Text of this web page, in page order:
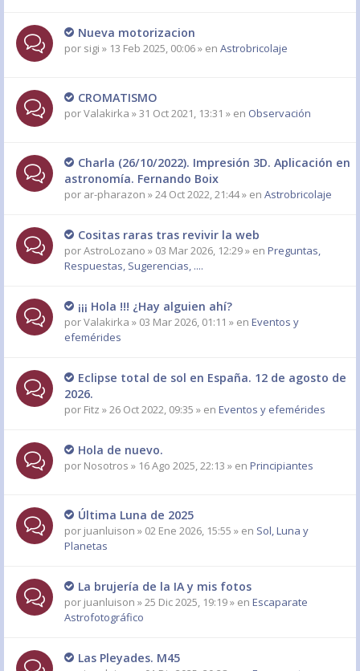
Nueva motorizacion
por sigi » 13 Feb 2025, 00:06 » en Astrobricolaje
CROMATISMO
porValakirka » 31 Oct 2021, 13:31 » en Observación
Charla (26/10/2022). Impresión 3D. Aplicación en
astronomía. Fernando Boix
por ar-pharazon » 24 Oct 2022, 21:44 » en Astrobricolaje
Cositas raras tras revivir la web
porAstroLozano » 03 Mar 2026, 12:29 » en Preguntas,
Respuestas, Sugerencias, ....
¡¡¡ Hola !!! ¿Hay alguien ahí?
porValakirka » 03 Mar 2026, 01:11 » en Eventos y
efemérides
Eclipse total de sol en España. 12 de agosto de
2026.
por Fitz » 26 Oct 2022, 09:35 » en Eventos y efemérides
Hola de nuevo.
por Nosotros » 16 Ago 2025, 22:13 » en Principiantes
Última Luna de 2025
por juanluison » 02 Ene 2026, 15:55 » en Sol, Luna y
Planetas
La brujería de la IA y mis fotos
por juanluison » 25 Dic 2025, 19:19 » en Escaparate
Astrofotográfico
Las Pleyades. M45